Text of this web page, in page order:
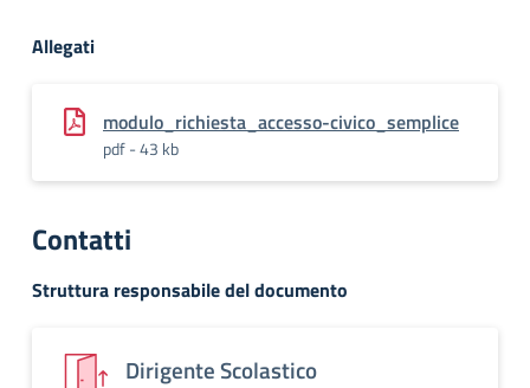
Allegati
modulo_richiesta_accesso-civico_semplice
pdf - 43 kb
Contatti
Struttura responsabile del documento
Dirigente Scolastico